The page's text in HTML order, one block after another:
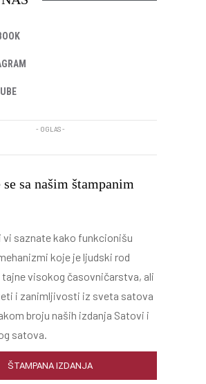
- OGLAS -
sa našim štampanim
vi saznate kako funkcionišu
koje je ljudski rod
tajne visokog časovničarstva, ali
i zanimljivosti iz sveta satova
broju naših izdanja Satovi i
satova.
ŠTAMPANA IZDANJA